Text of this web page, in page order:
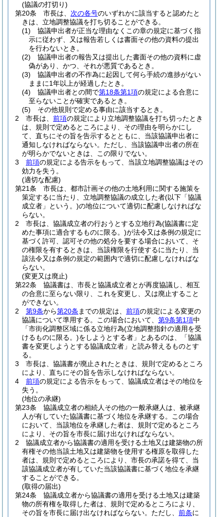
(協議の打切り)
第20条
市長は、 次の各号のいずれかに該当すると認めたと
きは、立地調整協議を打ち切ることができる。
(1)
協議申出者が正当な理由なくこの章の規定に基づく指
示に従わず、又は報告若しくは書面その他の資料の提出
を行わないとき。
(2)
協議申出者の報告又は提出した書面その他の資料に虚
偽があり、かつ、それが悪質であるとき。
(3)
協議申出者の不作為に起因して何ら手続の進捗がない
ままに1年以上が経過したとき。
(4)
協議申出者との間で第18条第1項の規定による合意に
至らないことが確実であるとき。
(5)
その他規則で定める事由に該当するとき。
2
市長は、 前項の規定により立地調整協議を打ち切ったとき
は、規則で定めるところにより、その理由を明らかにし
て、直ちにその旨を告示するとともに、当該協議申出者に
通知しなければならない。 ただし、当該協議申出者の所在
が明らかでないときは、この限りでない。
3
前項の規定による告示をもって、当該立地調整協議はその
効力を失う。
(適切な配慮)
第21条
市長は、都市計画その他の土地利用に関する施策を
策定するに当たり、立地調整協議の成立した者(以下「協議
成立者」という。)の地位について適切に配慮しなければな
らない。
2
市長は、協議成立者の行おうとする立地行為(協議書に定
めた事項に適合するものに限る。)が法令又は条例の規定に
基づく許可、認可その他の処分を要する場合において、そ
の権限を有するときは、当該権限を行使するに当たり、当
該法令又は条例の規定の範囲内で適切に配慮しなければな
らない。
(変更又は廃止)
第22条
協議書は、市長と協議成立者とが再度協議し、相互
の合意に至らない限り、これを変更し、又は廃止すること
ができない。
2
第9条から第20条 までの規定は、 前項の規定による変更の
協議について準用する。
この場合において、 第9条第1項中
「市街化調整区域に係る立地行為(立地調整指針の適用を受
けるものに限る。)をしようとする者」とあるのは、「協議
書を変更しようとする協議成立者」と読み替えるものとす
る。
3
市長は、協議書が廃止されたときは、規則で定めるところ
により、直ちにその旨を告示しなければならない。
4
前項の規定による告示をもって、協議成立者はその地位を
失う。
(地位の承継)
第23条
協議成立者の相続人その他の一般承継人は、被承継
人が有していた協議書に基づく地位を承継する。
この場合
において、当該地位を承継した者は、規則で定めるところ
により、その旨を市長に届け出なければならない。
2
協議成立者から協議書の適用を受ける土地又は建築物の所
有権その他当該土地又は建築物を使用する権原を取得した
者は、規則で定めるところにより、市長の承諾を得て、当
該協議成立者が有していた当該協議書に基づく地位を承継
することができる。
(取得の届出)
第24条
協議成立者から協議書の適用を受ける土地又は建築
物の所有権を取得した者は、規則で定めるところにより、
その旨を市長に届け出なければならない。 ただし、 前条に